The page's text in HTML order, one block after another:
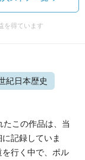
を得ています
紀日本歴史
この作品は、当
記録していま
行く中で、ポル